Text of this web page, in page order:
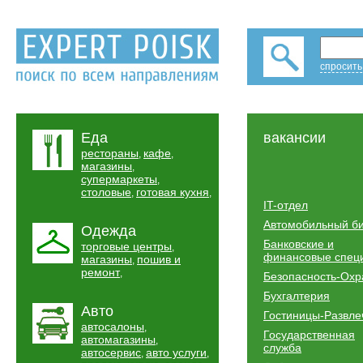
Еда
рестораны, кафе,
магазины,
супермаркеты,
столовые, готовая кухня,
Одежда
торговые центры,
магазины, пошив и
ремонт,
Авто
автосалоны,
автомагазины,
автосервис, авто услуги,
вакансии
IT-отдел
Автомобильный
Банковские и
финансовые
Безопасность-
Бухгалтерия
Гостиницы-
Государственная
служба